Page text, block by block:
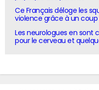
Ce Français déloge les
violence grâce à un
Les neurologues en sont
pour le cerveau et